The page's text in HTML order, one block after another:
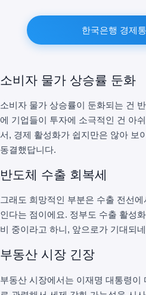
한국은행 경제
소비자 물가 상승률 둔화
소비자 물가 상승률이 둔화되는 건
에 기업들이 투자에 소극적인 건 아
서, 경제 활성화가 쉽지만은 않아 보
동결했답니다.
반도체 수출 회복세
그래도 희망적인 부분은 수출 전선
인다는 점이에요. 정부도 수출 활성
비 중이라고 하니, 앞으로가 기대되
부동산 시장 긴장
부동산 시장에서는 이재명 대통령이